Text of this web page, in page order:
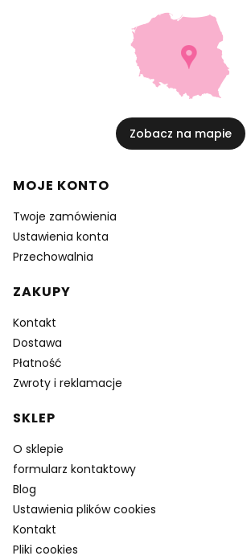
Zobacz na mapie
Linki w stopce
MOJE KONTO
Twoje zamówienia
Ustawienia konta
Przechowalnia
ZAKUPY
Kontakt
Dostawa
Płatność
Zwroty i reklamacje
SKLEP
O sklepie
formularz kontaktowy
Blog
Ustawienia plików cookies
Kontakt
Pliki cookies